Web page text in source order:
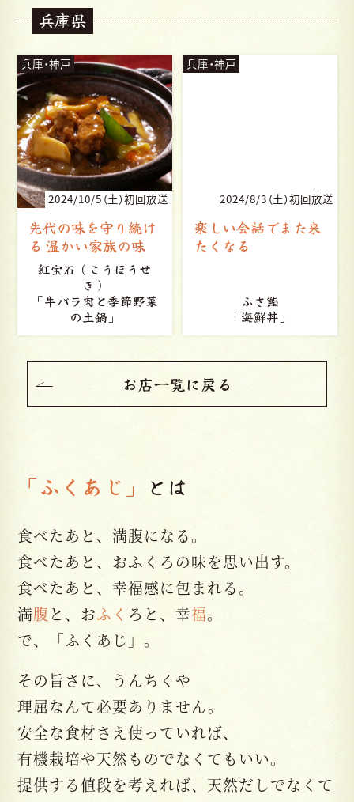
兵庫県
兵庫・神戸
2024/10/5（土）初回放送
先代の味を守り続け
る 温かい家族の味
紅宝石（こうほうせ
き）
「牛バラ肉と季節野菜
の土鍋」
兵庫・神戸
2024/8/3（土）初回放送
楽しい会話でまた来
たくなる
ふさ鮨
「海鮮丼」
お店一覧に戻る
「ふくあじ」 とは
食べたあと、満腹になる。
食べたあと、おふくろの味を思い出す。
食べたあと、幸福感に包まれる。
満腹 と、おふく ろと、幸福。
で、「ふくあじ」。
その旨さに、うんちくや
理屈なんて必要ありません。
安全な食材さえ使っていれば、
有機栽培や天然ものでなくてもいい。
提供する値段を考えれば、天然だしでなくて